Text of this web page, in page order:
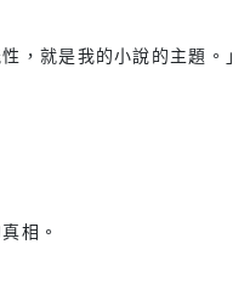
，就是我的小說的主題。」
相。